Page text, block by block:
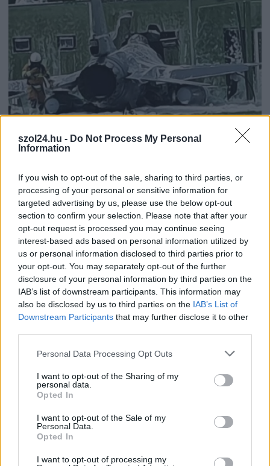
szol24.hu - Do Not Process My Personal
Information
If you wish to opt-out of the sale, sharing to third parties, or
processing of your personal or sensitive information for
targeted advertising by us, please use the below opt-out
section to confirm your selection. Please note that after your
opt-out request is processed you may continue seeing
interest-based ads based on personal information utilized by
us or personal information disclosed to third parties prior to
your opt-out. You may separately opt-out of the further
disclosure of your personal information by third parties on the
IAB’s list of downstream participants. This information may
also be disclosed by us to third parties on the IAB’s List of
Downstream Participants that may further disclose it to other
Please note that this website/app uses one or more Google
not limited to your visit or usage behaviour. You may click to
grant or deny consent to Google and its third-party tags to
use your data for below specified purposes in below Google
consent section.
Personal Data Processing Opt Outs
I want to opt-out of the Sharing of my
personal data.
Opted In
I want to opt-out of the Sale of my
Personal Data.
Opted In
I want to opt-out of processing my
2026.04.22.
mert a pilóták mobillal fotóztak és videóztak
Egyikük előre be is jelentette, hogy a mobilját repülés
közben nyomkodni fogja, hogy minél jobb felvételeket...
Külföld